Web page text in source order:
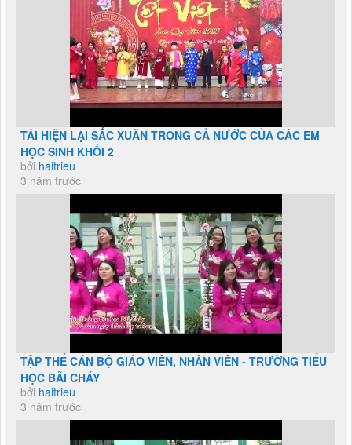
TÁI HIỆN LẠI SẮC XUÂN TRONG CẢ NƯỚC CỦA CÁC EM
HỌC SINH KHỐI 2
bởi haitrieu
3 năm trước
TẬP THỂ CÁN BỘ GIÁO VIÊN, NHÂN VIÊN - TRƯỜNG TIỂU
HỌC BÃI CHÁY
bởi haitrieu
3 năm trước